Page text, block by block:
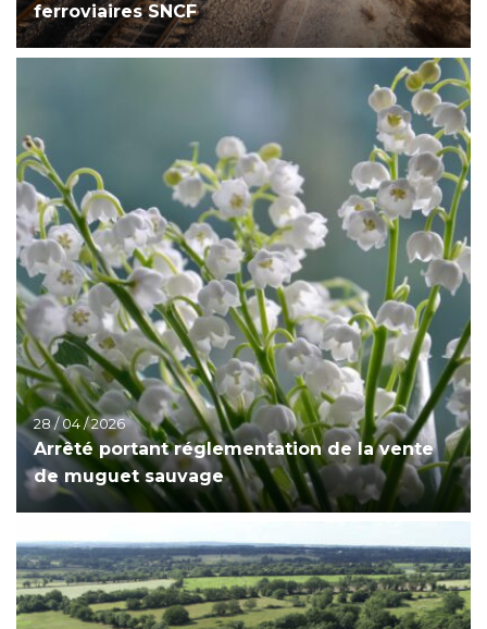
ferroviaires SNCF
28 / 04 / 2026
Arrêté portant réglementation de la vente
de muguet sauvage